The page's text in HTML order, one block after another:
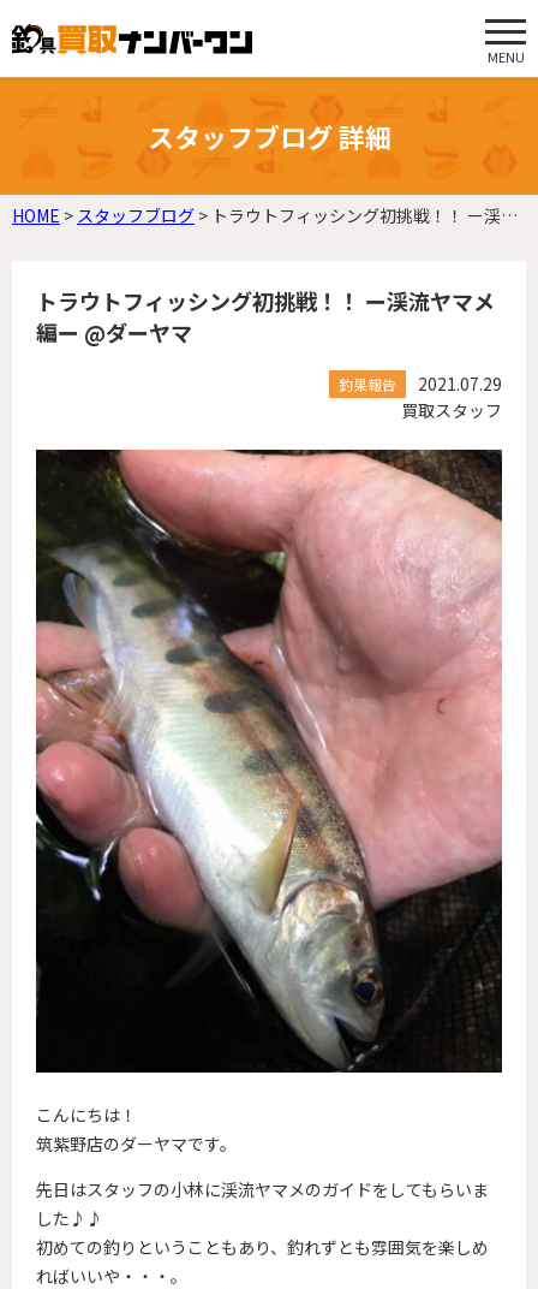
MENU
スタッフブログ 詳細
HOME > スタッフブログ > トラウトフィッシング初挑戦！！ ー渓流ヤマメ編ー @ダーヤマ
トラウトフィッシング初挑戦！！ ー渓流ヤマメ
編ー @ダーヤマ
釣果報告
2021.07.29
買取スタッフ
こんにちは！
筑紫野店のダーヤマです。
先日はスタッフの小林に渓流ヤマメのガイドをしてもらいま
した♪♪
初めての釣りということもあり、釣れずとも雰囲気を楽しめ
ればいいや・・・。